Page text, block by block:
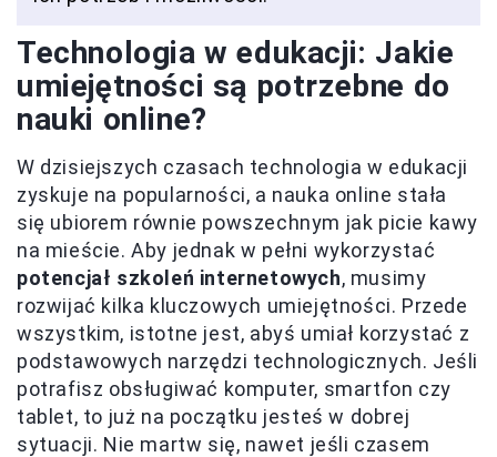
Technologia w edukacji: Jakie
umiejętności są potrzebne do
nauki online?
W dzisiejszych czasach technologia w edukacji
zyskuje na popularności, a nauka online stała
się ubiorem równie powszechnym jak picie kawy
na mieście. Aby jednak w pełni wykorzystać
potencjał szkoleń internetowych, musimy
rozwijać kilka kluczowych umiejętności. Przede
wszystkim, istotne jest, abyś umiał korzystać z
podstawowych narzędzi technologicznych. Jeśli
potrafisz obsługiwać komputer, smartfon czy
tablet, to już na początku jesteś w dobrej
sytuacji. Nie martw się, nawet jeśli czasem